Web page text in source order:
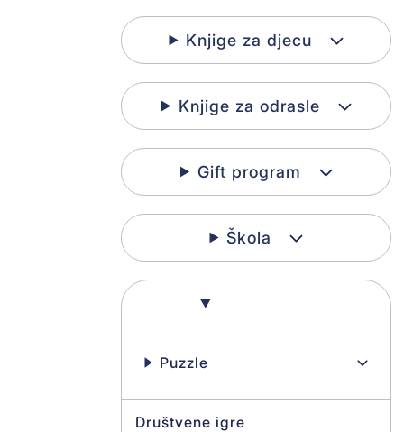
Knjige za djecu
Knjige za odrasle
Gift program
Škola
Puzzle
Društvene igre